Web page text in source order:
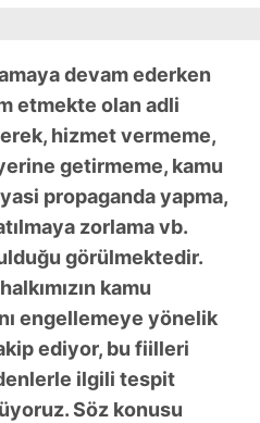
devam ederken
etmekte olan adli
hizmet vermeme,
getirmeme, kamu
propaganda yapma,
zorlama vb.
görülmektedir.
kamu
engellemeye yönelik
ediyor, bu fiilleri
ilgili tespit
Söz konusu